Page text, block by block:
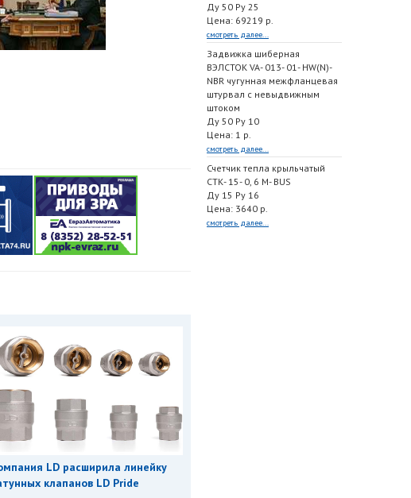
LD расширила линейку
клапанов LD Pride
Ду 50 Ру 25
Цена: 69219 р.
смотреть далее...
Задвижка шиберная
ВЭЛСТОК VA- 013- 01- HW(N)-
NBR чугунная межфланцевая
штурвал с невыдвижным
штоком
Ду 50 Ру 10
Цена: 1 р.
смотреть далее...
Счетчик тепла крыльчатый
СТК- 15- 0, 6 M- BUS
Ду 15 Ру 16
Цена: 3640 р.
смотреть далее...